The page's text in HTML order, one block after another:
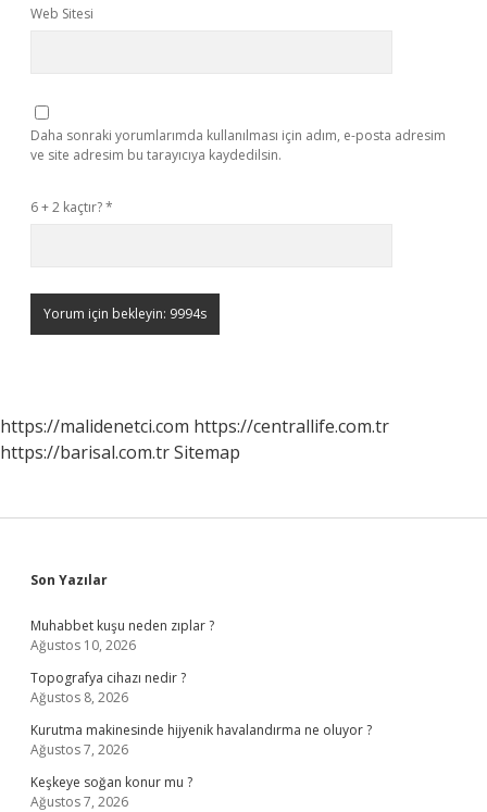
Web Sitesi
Daha sonraki yorumlarımda kullanılması için adım, e-posta adresim
ve site adresim bu tarayıcıya kaydedilsin.
6 + 2 kaçtır?*
https://malidenetci.com https://centrallife.com.tr
https://barisal.com.trSitemap
Sidebar
Son Yazılar
Muhabbet kuşu neden zıplar ?
Ağustos 10, 2026
Topografya cihazı nedir ?
Ağustos 8, 2026
Kurutma makinesinde hijyenik havalandırma ne oluyor ?
Ağustos 7, 2026
Keşkeye soğan konur mu ?
Ağustos 7, 2026